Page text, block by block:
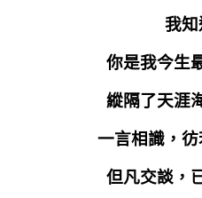
我知
你是我今生
縱隔了天涯
一言相識，彷
但凡交談，